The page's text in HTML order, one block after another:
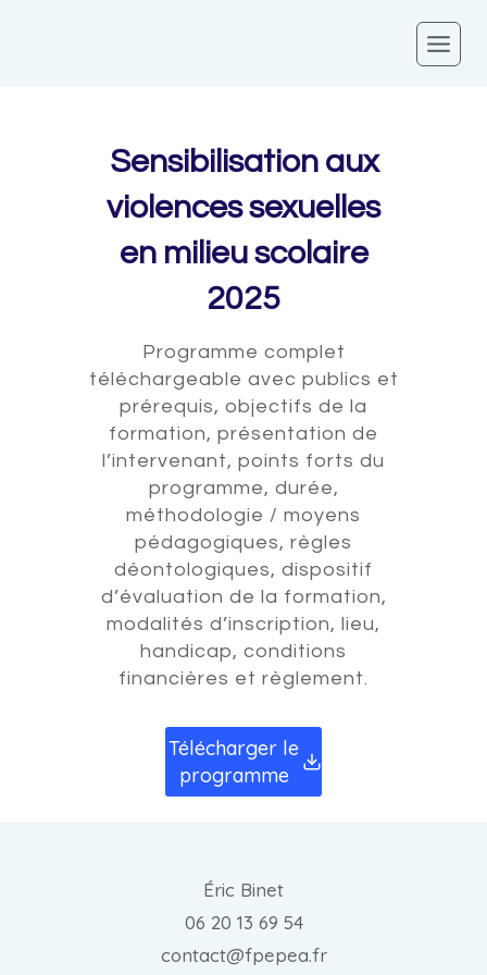
Sensibilisation aux
violences sexuelles
en milieu scolaire
2025
Programme complet
téléchargeable avec publics et
prérequis, objectifs de la
formation, présentation de
l’intervenant, points forts du
programme, durée,
méthodologie / moyens
pédagogiques, règles
déontologiques, dispositif
d’évaluation de la formation,
modalités d’inscription, lieu,
handicap, conditions
financières et règlement.
Télécharger le
programme
Éric Binet
06 20 13 69 54
contact@fpepea.fr